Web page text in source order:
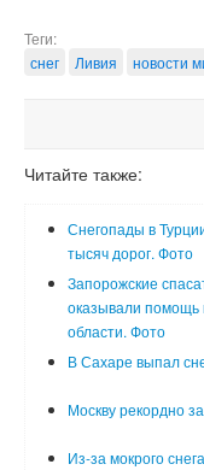
Теги:
снег
Ливия новости
Читайте также:
Снегопады в
тысяч дорог. Фото
Запорожские
оказывали помощь
области. Фото
В Сахаре выпал
Москву рекордно
Из-за мокрого